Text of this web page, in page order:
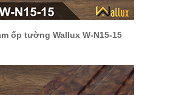
ốp tường Wallux W-N15-15